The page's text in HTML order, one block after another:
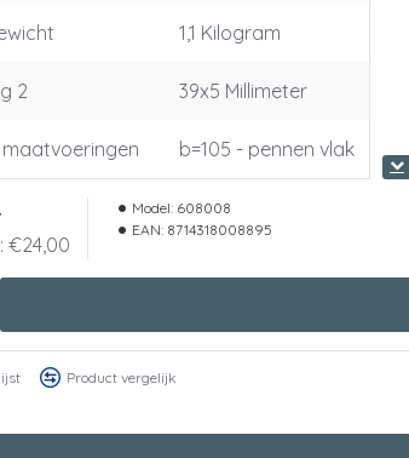
1,1 Kilogram
2 39x5 Millimeter
b=105 - pennen vlak
€24,00
Model: 608008
EAN: 8714318008895
Product vergelijk